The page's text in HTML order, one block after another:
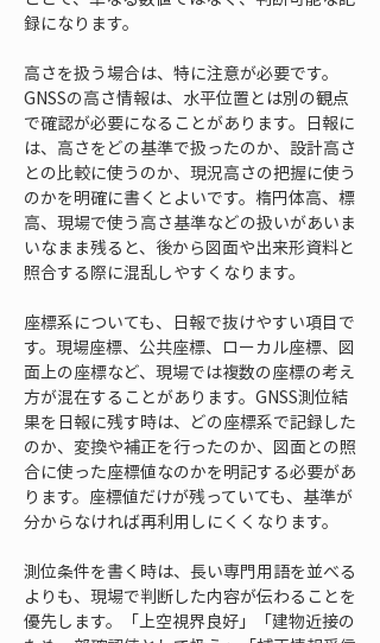
録になります。
高さを扱う場合は、特に注意が必要です。
GNSSの高さ情報は、水平位置とは別の観点
で確認が必要になることがあります。日報に
は、高さをどの基準で扱ったのか、設計高さ
との比較に使うのか、現況高さの把握に使う
のかを明確に書くとよいです。楕円体高、標
高、現場で使う高さ基準などの扱いがあいま
いなまま残ると、後から図面や出来形資料と
照合する際に混乱しやすくなります。
座標系についても、日報で抜けやすい項目で
す。現場座標、公共座標、ローカル座標、図
面上の座標など、現場では複数の座標の考え
方が混在することがあります。GNSS測位結
果を日報に残す時は、どの座標系で記録した
のか、変換や補正を行ったのか、図面との照
合に使った座標値なのかを明記する必要があ
ります。座標値だけが残っていても、基準が
分からなければ再利用しにくくなります。
測位条件を書く時は、長い専門用語を並べる
よりも、現場で判断した内容が伝わることを
優先します。「上空視界良好」「建物近接の